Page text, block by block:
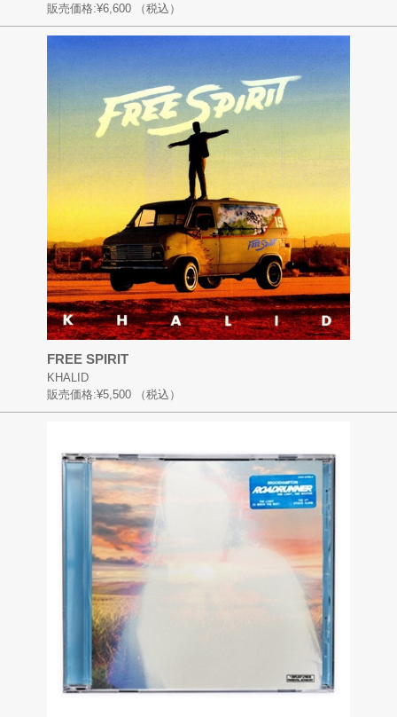
販売価格:¥6,600 （税込）
FREE SPIRIT
KHALID
販売価格:¥5,500 （税込）